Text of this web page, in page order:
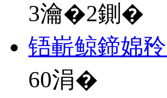
3瀹�2鍘�
铻嶄鲸鍗婂
60涓�